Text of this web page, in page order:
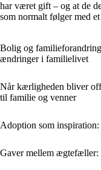
har været gift – og at de
som normalt følger med
Bolig og
ændringer i familielivet
Når kærligheden bliver
til familie og venner
Adoption som
Gaver mellem ægtefæller: